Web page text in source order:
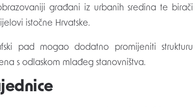
građani iz urbanih sredina te birači
istočne Hrvatske.
pad mogao dodatno promijeniti strukturu
s odlaskom mlađeg stanovništva.